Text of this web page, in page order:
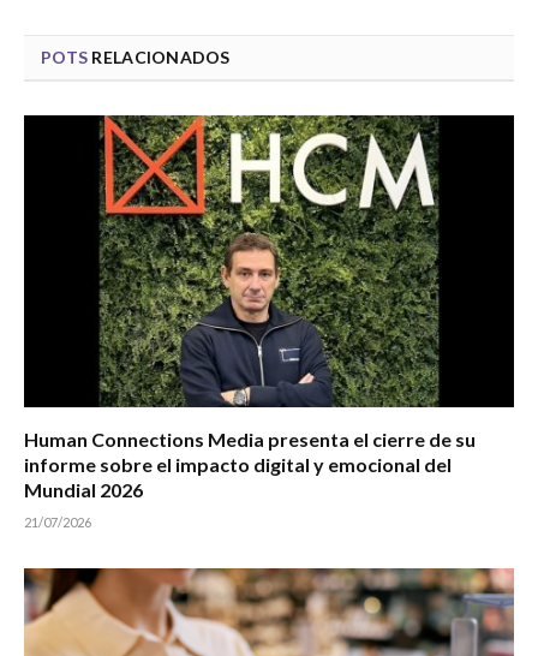
POTS RELACIONADOS
Human Connections Media presenta el cierre de su
informe sobre el impacto digital y emocional del
Mundial 2026
21/07/2026